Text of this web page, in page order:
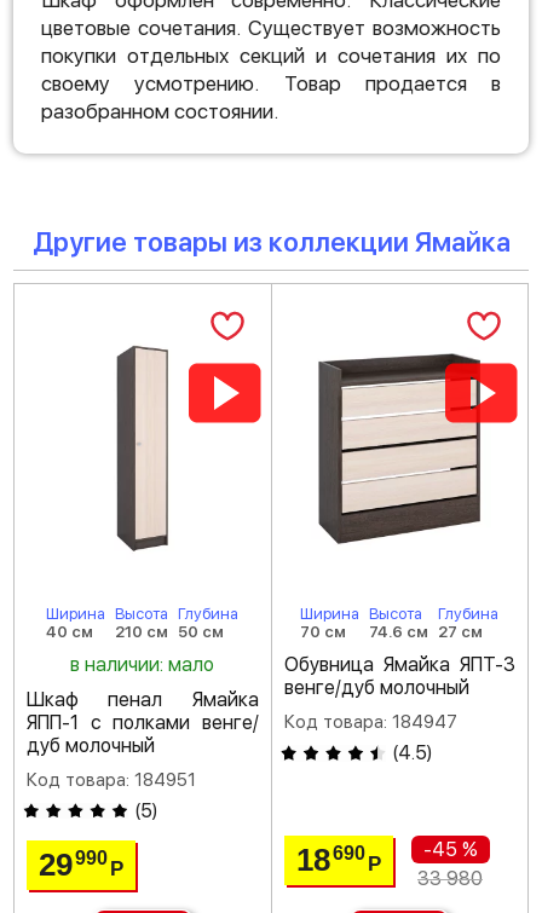
цветовые сочетания. Существует возможность
покупки отдельных секций и сочетания их по
своему усмотрению. Товар продается в
разобранном состоянии.
Другие товары из коллекции Ямайка
Ширина
40 см
Высота
210 см
Глубина
50 см
в наличии: мало
Шкаф пенал Ямайка
ЯПП-1 с полками венге/
дуб молочный
Код товара: 184951
(5)
29990Р
Ширина
70 см
Высота
74.6 см
Глубина
27 см
Обувница Ямайка ЯПТ-3
венге/дуб молочный
Код товара: 184947
(4.5)
18690 Р
-45 %
33 980